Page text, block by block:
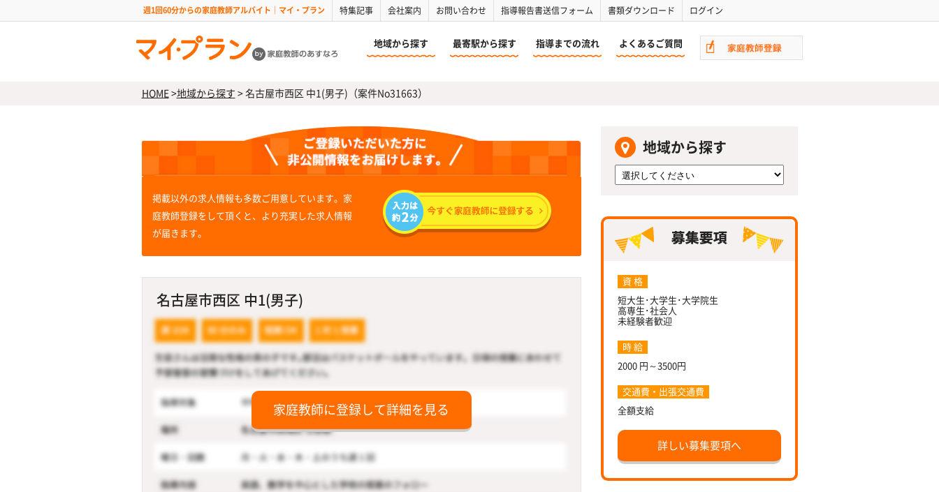
週1回60分からの家庭教師アルバイト｜マイ・プラン 特集記事 会社案内 お問い合わせ 指導報告書送信フォーム 書類ダウンロード ログイン
地域から探す 最寄駅から探す 指導までの流れ よくあるご質問
HOME>地域から探す >名古屋市西区 中1(男子)（案件No31663）
掲載以外の求人情報も多数ご用意しています。家
庭教師登録をして頂くと、より充実した求人情報
が届きます。
名古屋市西区 中1(男子)
家庭教師に登録して詳細を見る
地域から探す
資 格
短大生･大学生･大学院生
高専生･社会人
未経験者歓迎
時 給
2000 円～3500円
交通費・出張交通費
全額支給
詳しい募集要項へ